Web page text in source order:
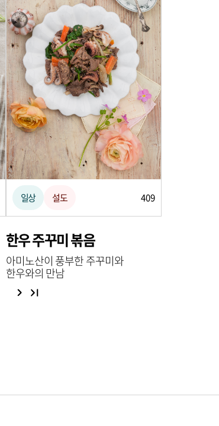
일상 설도 409
한우 주꾸미 볶음
아미노산이 풍부한 주꾸미와
한우와의 만남